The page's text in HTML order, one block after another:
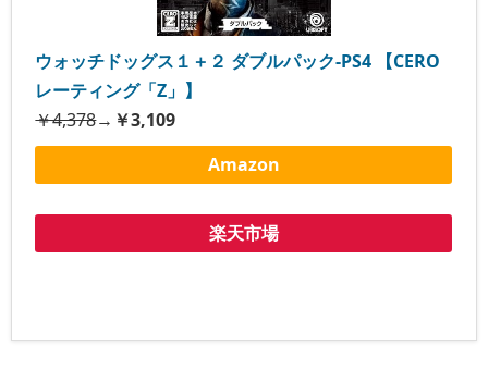
ウォッチドッグス１＋２ ダブルパック-PS4 【CERO
レーティング「Z」】
￥4,378→ ￥3,109
Amazon
楽天市場